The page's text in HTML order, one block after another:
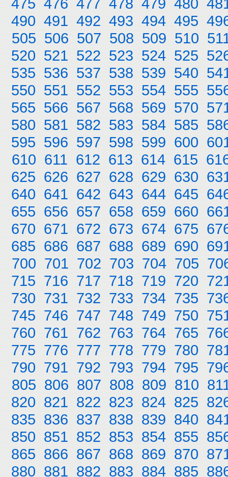
475 476 477 478 479 480
490 491 492 493 494 495
505 506 507 508 509 510
520 521 522 523 524 525
535 536 537 538 539 540
550 551 552 553 554 555
565 566 567 568 569 570
580 581 582 583 584 585
595 596 597 598 599 600
610 611 612 613 614 615
625 626 627 628 629 630
640 641 642 643 644 645
655 656 657 658 659 660
670 671 672 673 674 675
685 686 687 688 689 690
700 701 702 703 704 705
715 716 717 718 719 720
730 731 732 733 734 735
745 746 747 748 749 750
760 761 762 763 764 765
775 776 777 778 779 780
790 791 792 793 794 795
805 806 807 808 809 810
820 821 822 823 824 825
835 836 837 838 839 840
850 851 852 853 854 855
865 866 867 868 869 870
880 881 882 883 884 885